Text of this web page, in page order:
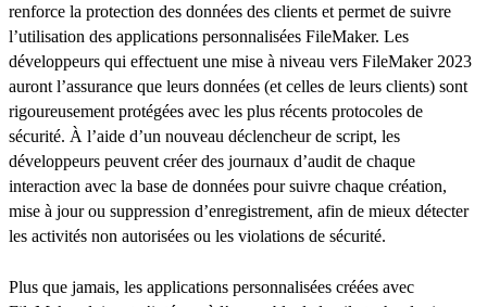
renforce la protection des données des clients et permet de suivre
l’utilisation des applications personnalisées FileMaker. Les
développeurs qui effectuent une mise à niveau vers FileMaker 2023
auront l’assurance que leurs données (et celles de leurs clients) sont
rigoureusement protégées avec les plus récents protocoles de
sécurité. À l’aide d’un nouveau déclencheur de script, les
développeurs peuvent créer des journaux d’audit de chaque
interaction avec la base de données pour suivre chaque création,
mise à jour ou suppression d’enregistrement, afin de mieux détecter
les activités non autorisées ou les violations de sécurité.
Plus que jamais, les applications personnalisées créées avec